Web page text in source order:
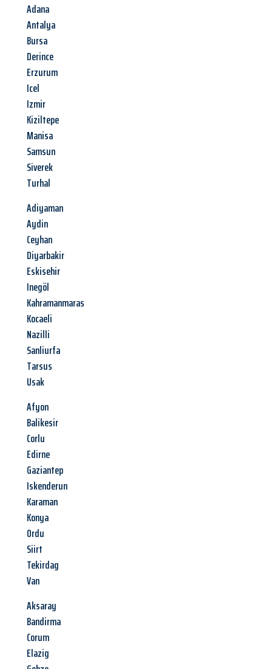
Adana
Antalya
Bursa
Derince
Erzurum
Icel
Izmir
Kiziltepe
Manisa
Samsun
Siverek
Turhal
Adiyaman
Aydin
Ceyhan
Diyarbakir
Eskisehir
Inegöl
Kahramanmaras
Kocaeli
Nazilli
Sanliurfa
Tarsus
Usak
Afyon
Balikesir
Corlu
Edirne
Gaziantep
Iskenderun
Karaman
Konya
Ordu
Siirt
Tekirdag
Van
Aksaray
Bandirma
Corum
Elazig